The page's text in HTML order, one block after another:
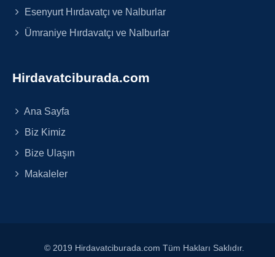
Esenyurt Hırdavatçı ve Nalburlar
Ümraniye Hırdavatçı ve Nalburlar
Hirdavatciburada.com
Ana Sayfa
Biz Kimiz
Bize Ulaşın
Makaleler
© 2019 Hirdavatciburada.com Tüm Hakları Saklıdır.